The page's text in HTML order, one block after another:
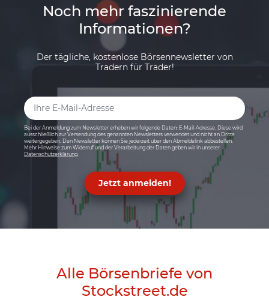
Noch mehr faszinierende
Informationen?
Der tägliche, kostenlose Börsennewsletter von
Tradern für Trader!
Bei der Anmeldung zum Newsletter erheben wir folgende Daten: E-Mail-Adresse. Diese wird
ausschließlich zur Versendung des genannten Newsletters verwendet und nicht an Dritte
weitergegeben. Den Newsletter können Sie jederzeit über den Abmeldelink abbestellen.
Mehr Hinweise zum Widerruf und der Verarbeitung der Daten geben wir in unserer
Datenschutzerklärung.
Jetzt anmelden!
Alle Börsenbriefe von
Stockstreet.de